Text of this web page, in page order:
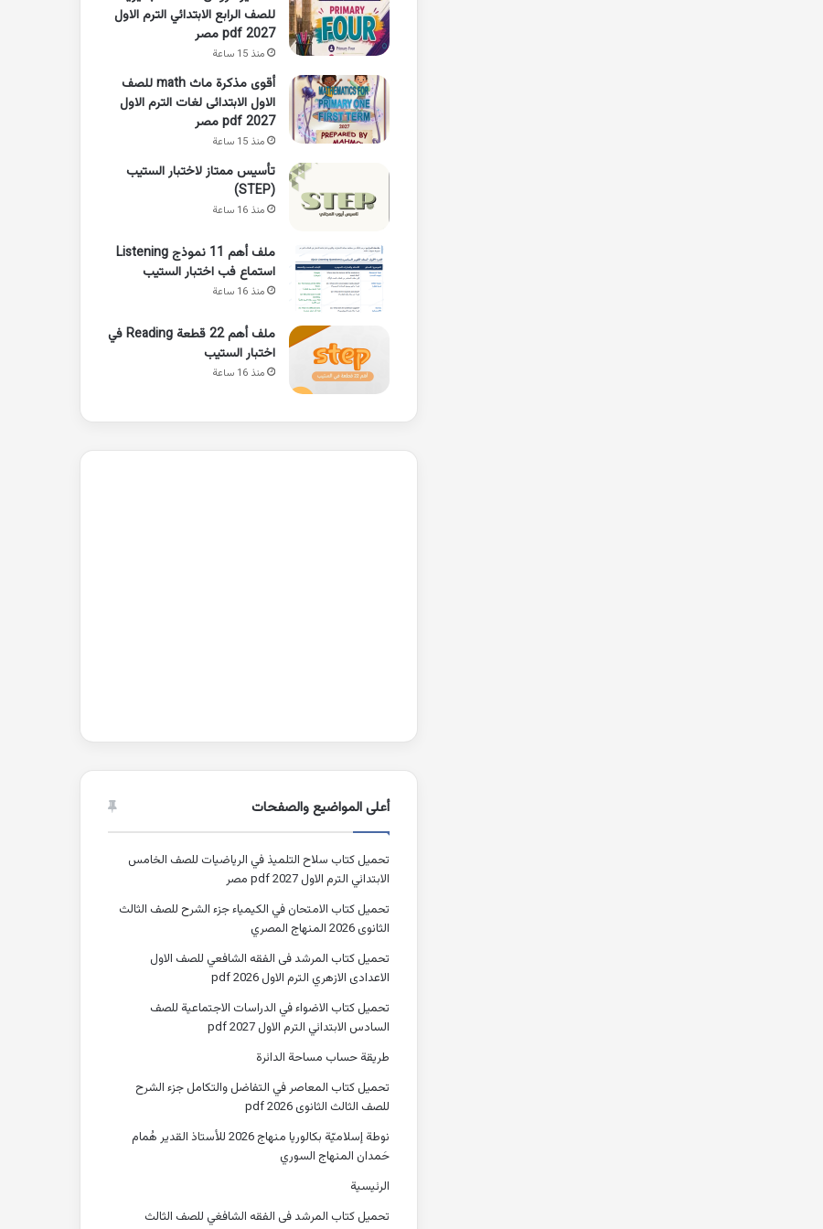
للصف الرابع الابتدائي الترم الاول
2027 pdf مصر
منذ 15 ساعة
أقوى مذكرة ماث math للصف
الاول الابتدائى لغات الترم الاول
pdf 2027 مصر
منذ 15 ساعة
تأسيس ممتاز لاختبار الستيب
(STEP)
منذ 16 ساعة
ملف أهم 11 نموذج Listening
استماع فب اختبار الستيب
منذ 16 ساعة
ملف أهم 22 قطعة Reading في
اختبار الستيب
منذ 16 ساعة
أعلى المواضيع والصفحات
تحميل كتاب سلاح التلميذ في الرياضيات للصف الخامس
الابتدائي الترم الاول 2027 pdf مصر
تحميل كتاب الامتحان في الكيمياء جزء الشرح للصف الثالث
الثانوى 2026 المنهاج المصري
تحميل كتاب المرشد فى الفقه الشافعي للصف الاول
الاعدادى الازهري الترم الاول 2026 pdf
تحميل كتاب الاضواء في الدراسات الاجتماعية للصف
السادس الابتدائي الترم الاول 2027 pdf
طريقة حساب مساحة الدائرة
تحميل كتاب المعاصر في التفاضل والتكامل جزء الشرح
للصف الثالث الثانوى 2026 pdf
نوطة إسلاميّة بكالوريا منهاج 2026 للأستاذ القدير هُمام
حَمدان المنهاج السوري
الرئيسية
تحميل كتاب المرشد فى الفقه الشافغي للصف الثالث